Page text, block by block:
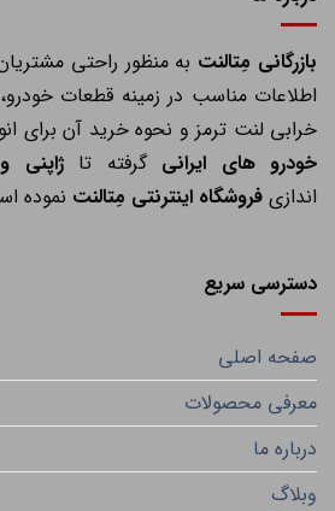
بازرگانی مِتالنتبه منظور راحتی مشتریان
اطلاعات مناسب در زمینه قطعات
خرابی لنت ترمز و نحوه خرید آن برای
خودرو های ایرانیگرفته تاژاپنی و
اندازیفروشگاه اینترنتی مِتالنتنموده
دسترسی سریع
صفحه اصلی
معرفی محصولات
درباره ما
وبلاگ